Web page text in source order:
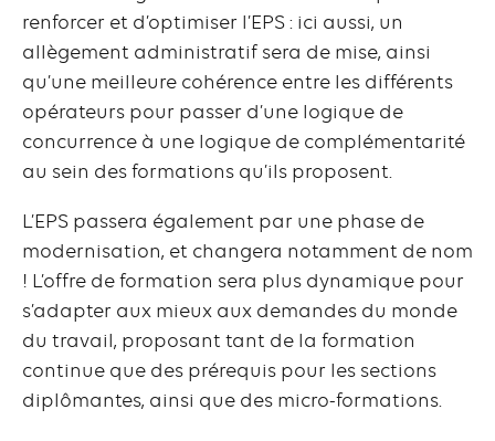
renforcer et d’optimiser l’EPS : ici aussi, un
allègement administratif sera de mise, ainsi
qu’une meilleure cohérence entre les différents
opérateurs pour passer d’une logique de
concurrence à une logique de complémentarité
au sein des formations qu’ils proposent.
L’EPS passera également par une phase de
modernisation, et changera notamment de nom
! L’offre de formation sera plus dynamique pour
s’adapter aux mieux aux demandes du monde
du travail, proposant tant de la formation
continue que des prérequis pour les sections
diplômantes, ainsi que des micro-formations.